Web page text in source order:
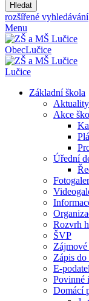
Hledat
rozšířené vyhledávání
Menu
ObecLučice
Lučice
Základní škola
Aktuality
Akce
Úřední
Rozvrh
ŠVP
Zápis
E-
Povinné
Domácí